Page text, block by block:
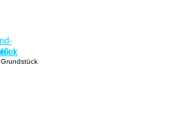
Grundstück